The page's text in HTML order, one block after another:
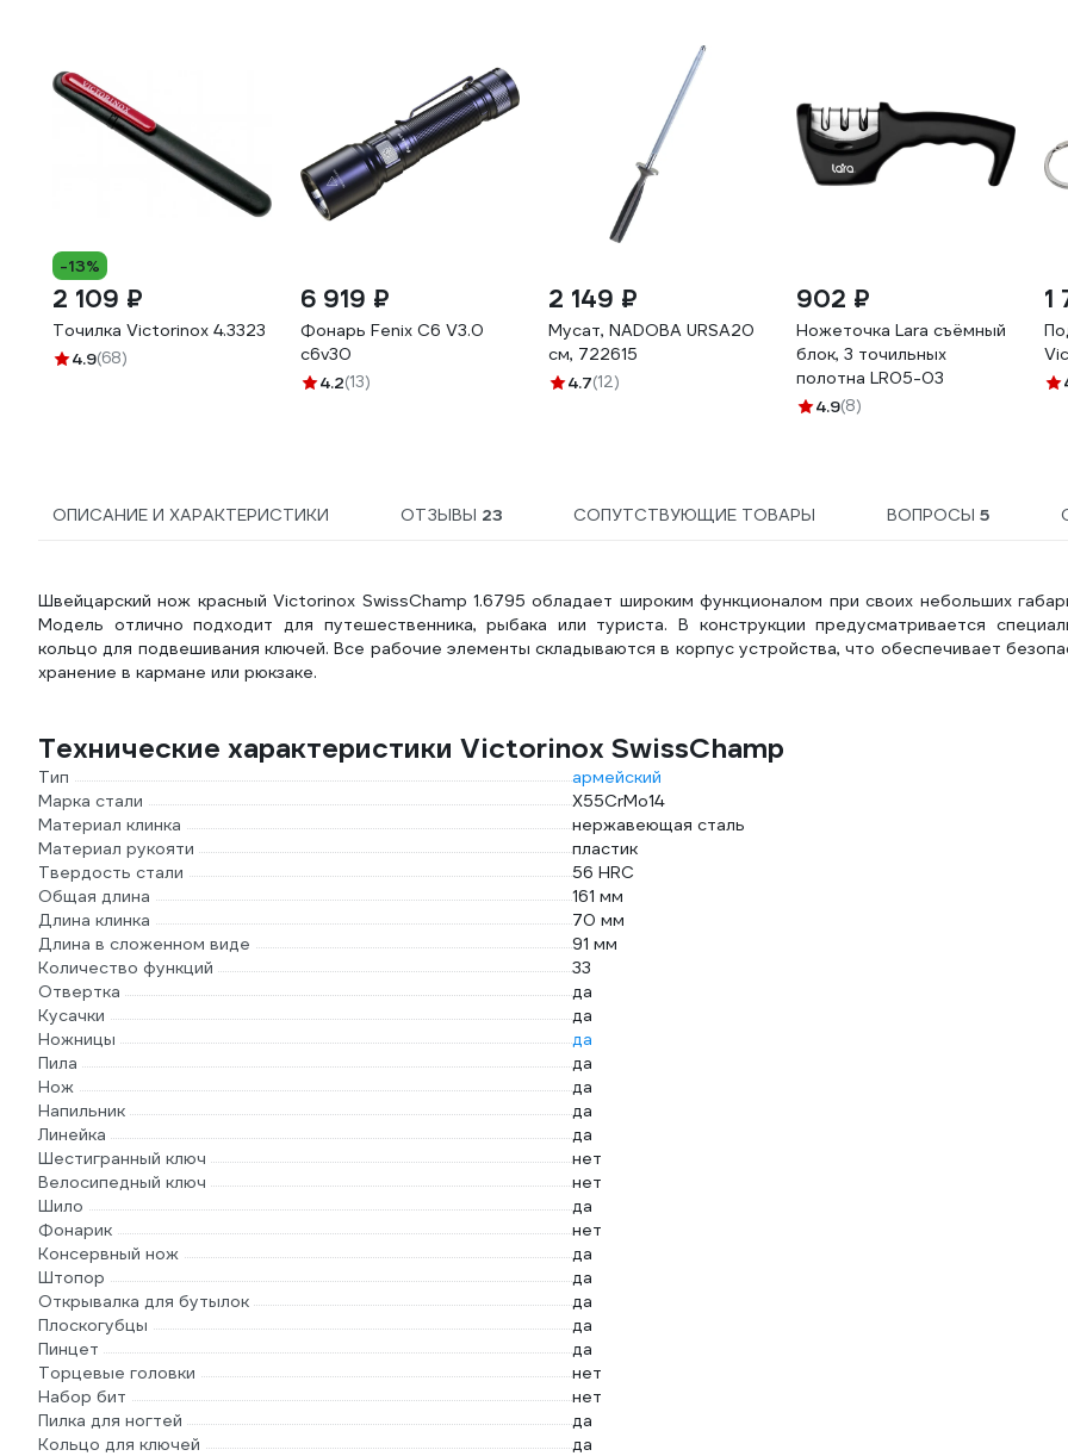
-13%
2 109 ₽
Точилка Victorinox 4.3323
4.9(68)
6 919 ₽
Фонарь Fenix C6 V3.0
c6v30
4.2(13)
2 149 ₽
Мусат, NADOBA URSA20
см, 722615
4.7(12)
902 ₽
Ножеточка Lara съёмный
блок, 3 точильных
полотна LR05-03
4.9(8)
1
ОПИСАНИЕ И ХАРАКТЕРИСТИКИ ОТЗЫВЫ 23 СОПУТСТВУЮЩИЕ ТОВАРЫ ВОПРОСЫ 5
Швейцарский нож красный Victorinox SwissChamp 1.6795 обладает широким функционалом при своих небольших
Модель отлично подходит для путешественника, рыбака или туриста. В конструкции предусматривается
кольцо для подвешивания ключей. Все рабочие элементы складываются в корпус устройства, что обеспечивает
хранение в кармане или рюкзаке.
Технические характеристики Victorinox SwissChamp
Тип
армейский
Марка стали
X55CrMo14
Материал клинка
нержавеющая сталь
Материал рукояти
пластик
Твердость стали
56 HRC
Общая длина
161 мм
Длина клинка
70 мм
Длина в сложенном виде
91 мм
Количество функций
33
Отвертка
да
Кусачки
да
Ножницы
да
Пила
да
Нож
да
Напильник
да
Линейка
да
Шестигранный ключ
нет
Велосипедный ключ
нет
Шило
да
Фонарик
нет
Консервный нож
да
Штопор
да
Открывалка для бутылок
да
Плоскогубцы
да
Пинцет
да
Торцевые головки
нет
Набор бит
нет
Пилка для ногтей
да
Кольцо для ключей
да